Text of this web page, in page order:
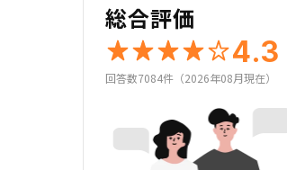
総合評価
4.3
回答数7084件（2026年08月現在）